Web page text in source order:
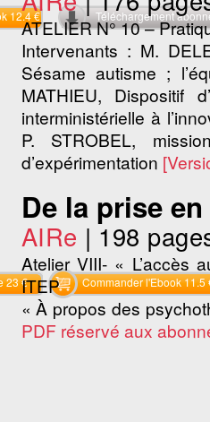
12.4 € Téléchargement
ATELIER N° 10 –
Intervenants : M.
Sésame autisme ;
MATHIEU, Dispositif
interministérielle à
P. STROBEL,
d’expérimentation
23 € Commander l'Ebook 11.5
De la prise
AIRe |198
Atelier VIII- « L’accès
ITEP
« À propos des
PDF réservé aux